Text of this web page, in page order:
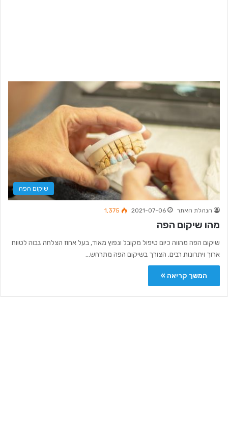
שיקום הפה
הנהלת האתר 2021-07-06
1,375
מהו שיקום הפה
שיקום הפה מהווה כיום טיפול מקובל ונפוץ מאוד, בעל אחוז הצלחה גבוה לטווח
ארוך ויתרונות רבים. הצורך בשיקום הפה מתרחש…
המשך קריאה »